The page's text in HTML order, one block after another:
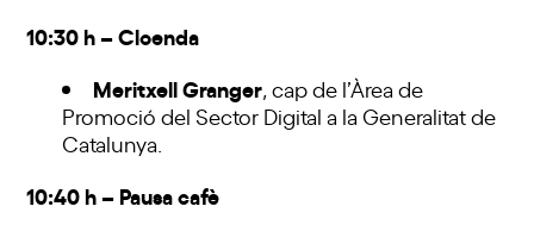
10:30 h – Cloenda
Meritxell Granger, cap de l’Àrea de
Promoció del Sector Digital a la Generalitat de
Catalunya.
10:40 h – Pausa cafè